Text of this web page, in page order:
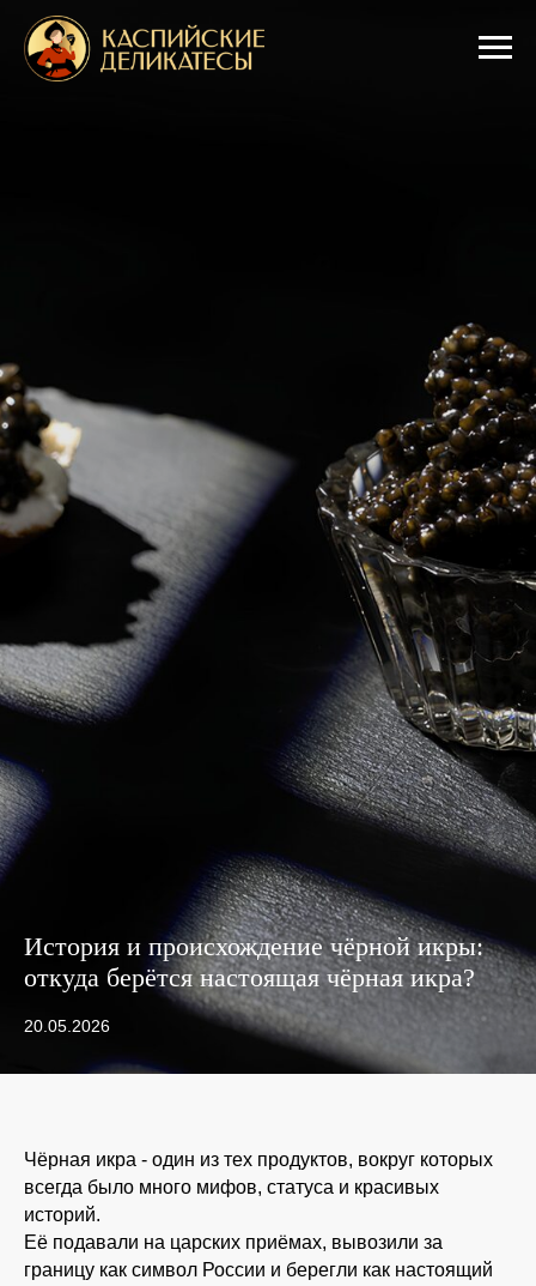
История и происхождение чёрной икры:
откуда берётся настоящая чёрная икра?
20.05.2026
Чёрная икра - один из тех продуктов, вокруг которых
всегда было много мифов, статуса и красивых
историй.
Её подавали на царских приёмах, вывозили за
границу как символ России и берегли как настоящий